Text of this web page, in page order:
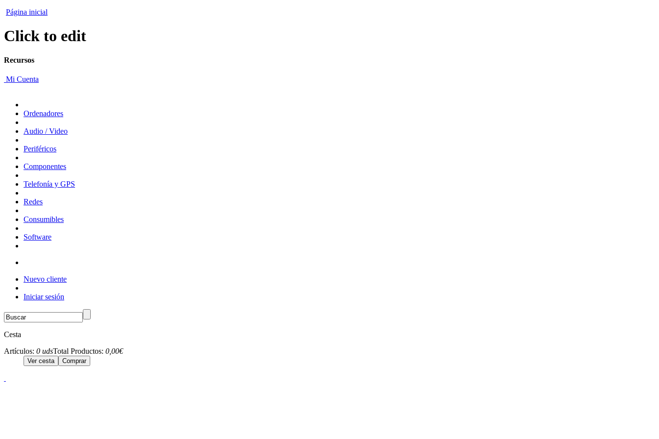
Página inicial
Click to edit
Recursos
Mi Cuenta
Ordenadores
Audio / Video
Periféricos
Componentes
Telefonía y GPS
Redes
Consumibles
Software
Nuevo cliente
Iniciar sesión
Cesta
Artículos: 0 udsTotal Productos: 0,00€